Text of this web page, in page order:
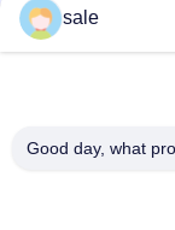
Parti del tosaerba
Deere
Rullo anteriore
sale
Good day, what